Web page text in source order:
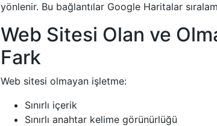
yönlenir. Bu bağlantılar Google Haritalar
Web Sitesi Olan ve
Fark
Web sitesi olmayan işletme:
Sınırlı içerik
Sınırlı anahtar kelime görünürlüğü